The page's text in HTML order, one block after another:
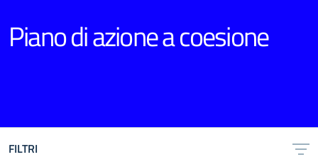
Piano di azione a coesione
FILTRI